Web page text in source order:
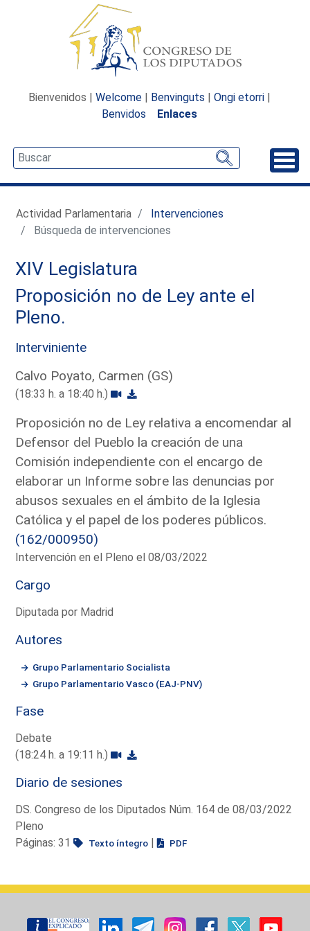
Bienvenidos | Welcome | Benvinguts | Ongi etorri |
Benvidos
Enlaces
Actividad Parlamentaria
Intervenciones
Búsqueda de intervenciones
XIV Legislatura
Proposición no de Ley ante el
Pleno.
Interviniente
Calvo Poyato, Carmen (GS)
(18:33 h. a 18:40 h.)
Proposición no de Ley relativa a encomendar al
Defensor del Pueblo la creación de una
Comisión independiente con el encargo de
elaborar un Informe sobre las denuncias por
abusos sexuales en el ámbito de la Iglesia
Católica y el papel de los poderes públicos.
(162/000950)
Intervención en el Pleno el 08/03/2022
Cargo
Diputada por Madrid
Autores
Grupo Parlamentario Socialista
Grupo Parlamentario Vasco (EAJ-PNV)
Fase
Debate
(18:24 h. a 19:11 h.)
Diario de sesiones
DS. Congreso de los Diputados Núm. 164 de 08/03/2022
Pleno
Páginas: 31
Texto íntegro | PDF